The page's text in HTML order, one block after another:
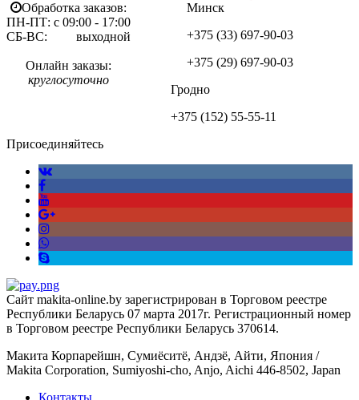
Обработка заказов:
ПН-ПТ: с 09:00 - 17:00
СБ-ВС: выходной
Онлайн заказы:
круглосуточно
Минск
+375 (33) 697-90-03
+375 (29) 697-90-03
Гродно
+375 (152) 55-55-11
Присоединяйтесь
Сайт makita-online.by зарегистрирован в Торговом реестре
Республики Беларусь 07 марта 2017г. Регистрационный номер
в Торговом реестре Республики Беларусь 370614.
Макита Корпарейшн, Сумиёситё, Андзё, Айти, Япония /
Makita Corporation, Sumiyoshi-cho, Anjo, Aichi 446-8502, Japan